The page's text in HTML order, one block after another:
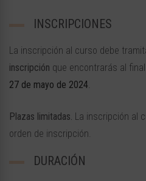
INSCRIPCIONES
La inscripción al curso debe
inscripción que encontrarás al
27 de mayo de 2024.
Plazas limitadas. La inscripción al
orden de inscripción.
DURACIÓN